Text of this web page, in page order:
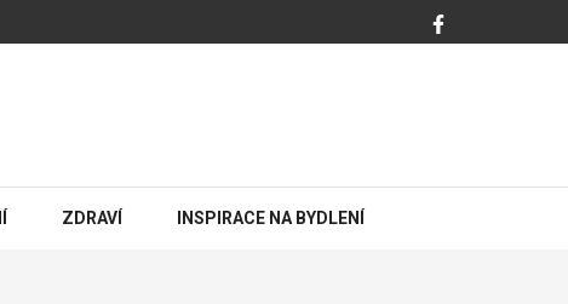
ZDRAVÍ INSPIRACE NA BYDLENÍ